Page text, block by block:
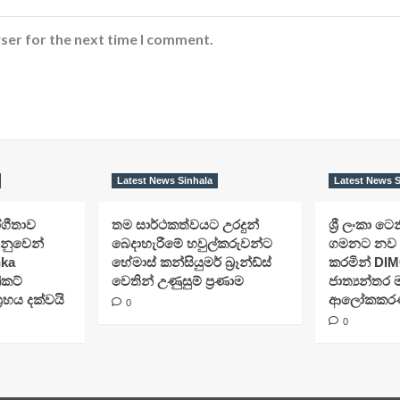
for the next time I comment.
දක්වයි
Latest News Sinhala
තම සාර්ථකත්වයට උරදුන්
බෙදාහැරීමේ හවුල්කරුවන්ට
හේමාස් කන්සියුමර් බ්‍රෑන්ඩ්ස්
වෙතින් උණුසුම් ප්‍රණාම
0
Latest News
ශ්‍රී ලංකා
ගමනට
කරමින්
ජාත්‍යන්තර
0